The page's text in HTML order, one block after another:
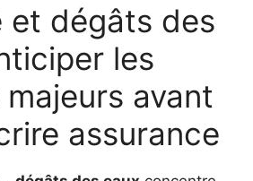
et dégâts des
les
avant
assurance